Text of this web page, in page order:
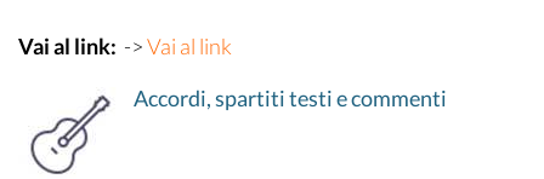
Vai al link: ->Vai al link
Accordi, spartiti testi e commenti